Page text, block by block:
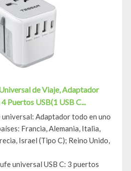
de Viaje, Adaptador
Puertos USB(1 USB C...
Adaptador todo en uno
Francia, Alemania, Italia,
Israel (Tipo C); Reino Unido,
universal USB C: 3 puertos